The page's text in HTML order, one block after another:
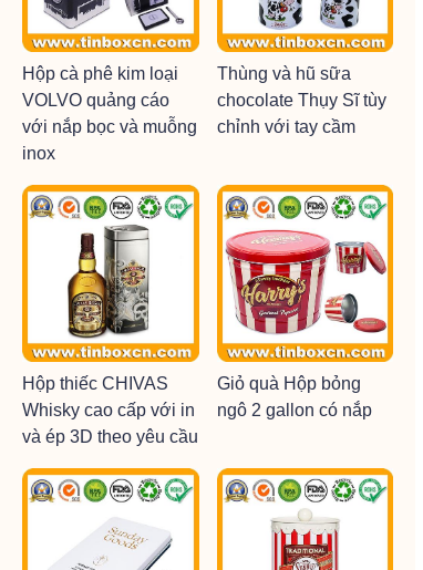
Hộp cà phê kim loại
VOLVO quảng cáo
với nắp bọc và muỗng
inox
Thùng và hũ sữa
chocolate Thụy Sĩ tùy
chỉnh với tay cầm
Hộp thiếc CHIVAS
Whisky cao cấp với in
và ép 3D theo yêu cầu
Giỏ quà Hộp bỏng
ngô 2 gallon có nắp